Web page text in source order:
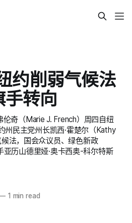
约削弱气候法
手转向
伦奇（Marie J. French）周四自纽
州民主党州长凯西·霍楚尔（Kathy
法，国会众议员、绿色新政
亚历山德里娅·奥卡西奥-科尔特斯
1 min read